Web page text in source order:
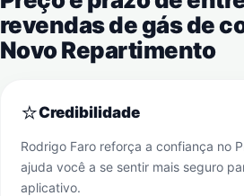
revendas de gás de
Novo Repartimento
⭐Credibilidade
Rodrigo Faro reforça a confiança no
ajuda você a se sentir mais seguro
aplicativo.